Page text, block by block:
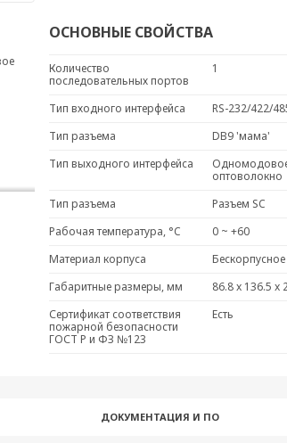
ОСНОВНЫЕ СВОЙСТВА
Количество
последовательных портов
1
Тип входного интерфейса
RS-232/422/
Тип разъема
DB9 'мама'
Тип выходного интерфейса
оптоволокно
Тип разъема
Разъем SC
Рабочая температура, °C
0 ~ +60
Материал корпуса
Габаритные размеры, мм
86.8 x 136.5 x
Сертификат соответствия
пожарной безопасности
ГОСТ Р и ФЗ №123
Есть
ДОКУМЕНТАЦИЯ И ПО